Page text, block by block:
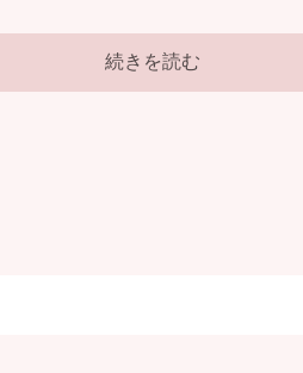
続きを読む